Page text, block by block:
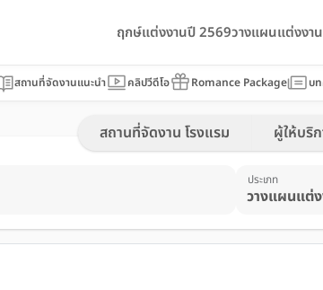
ฤกษ์แต่งงานปี 2569วางแผนแต่งงาน
สถานที่จัดงานแนะนำ คลิปวีดีโอ Romance Package บ
สถานที่จัดงาน โรงแรม ผู้ให้บริ
ประเภท